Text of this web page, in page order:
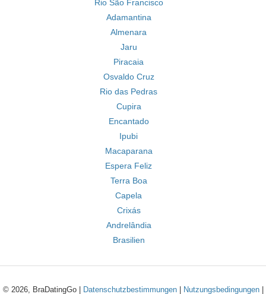
Rio São Francisco
Adamantina
Almenara
Jaru
Piracaia
Osvaldo Cruz
Rio das Pedras
Cupira
Encantado
Ipubi
Macaparana
Espera Feliz
Terra Boa
Capela
Crixás
Andrelândia
Brasilien
© 2026, BraDatingGo | Datenschutzbestimmungen| Nutzungsbedingungen|